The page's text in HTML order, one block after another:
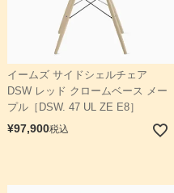
イームズ サイドシェルチェア
DSW レッド クロームベース メー
プル［DSW. 47 UL ZE E8］
¥97,900税込